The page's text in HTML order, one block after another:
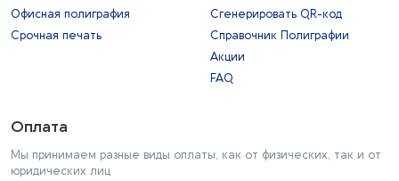
Офисная полиграфия
Срочная печать
Сгенерировать QR-код
Справочник Полиграфии
Акции
FAQ
Оплата
Мы принимаем разные виды оплаты, как от физических, так и от
юридических лиц